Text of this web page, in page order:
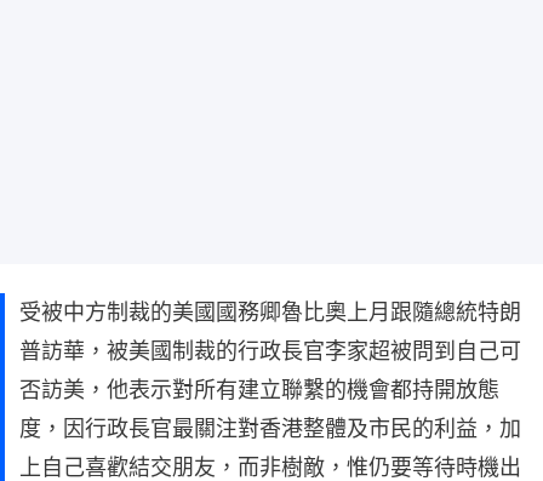
受被中方制裁的美國國務卿魯比奧上月跟隨總統特朗
普訪華，被美國制裁的行政長官李家超被問到自己可
否訪美，他表示對所有建立聯繫的機會都持開放態
度，因行政長官最關注對香港整體及市民的利益，加
上自己喜歡結交朋友，而非樹敵，惟仍要等待時機出